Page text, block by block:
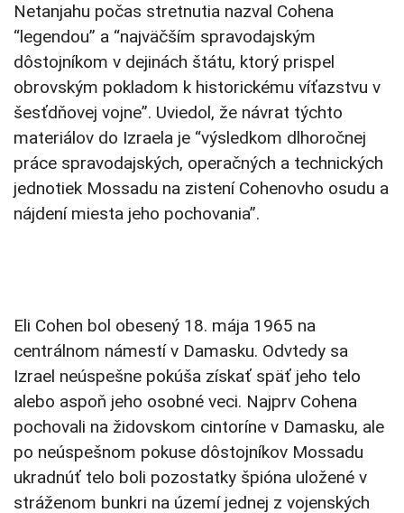
Netanjahu počas stretnutia nazval Cohena
“legendou” a “najväčším spravodajským
dôstojníkom v dejinách štátu, ktorý prispel
obrovským pokladom k historickému víťazstvu v
šesťdňovej vojne”. Uviedol, že návrat týchto
materiálov do Izraela je “výsledkom dlhoročnej
práce spravodajských, operačných a technických
jednotiek Mossadu na zistení Cohenovho osudu a
nájdení miesta jeho pochovania”.
Eli Cohen bol obesený 18. mája 1965 na
centrálnom námestí v Damasku. Odvtedy sa
Izrael neúspešne pokúša získať späť jeho telo
alebo aspoň jeho osobné veci. Najprv Cohena
pochovali na židovskom cintoríne v Damasku, ale
po neúspešnom pokuse dôstojníkov Mossadu
ukradnúť telo boli pozostatky špióna uložené v
stráženom bunkri na území jednej z vojenských